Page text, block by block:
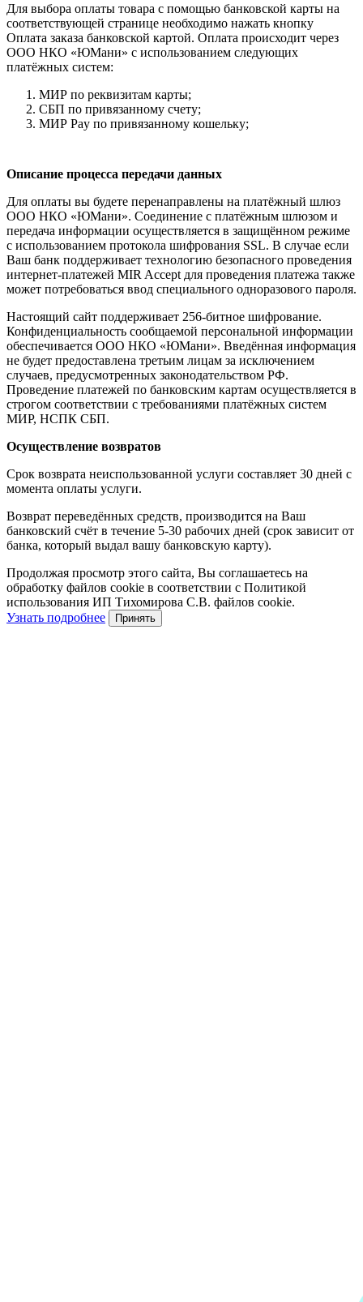
Для выбора оплаты товара с помощью банковской карты на
соответствующей странице необходимо нажать кнопку
Оплата заказа банковской картой. Оплата происходит через
ООО НКО «ЮМани» с использованием следующих
платёжных систем:
МИР по реквизитам карты;
СБП по привязанному счету;
МИР Pay по привязанному кошельку;
Описание процесса передачи данных
Для оплаты вы будете перенаправлены на платёжный шлюз
ООО НКО «ЮМани». Соединение с платёжным шлюзом и
передача информации осуществляется в защищённом режиме
с использованием протокола шифрования SSL. В случае если
Ваш банк поддерживает технологию безопасного проведения
интернет-платежей MIR Accept для проведения платежа также
может потребоваться ввод специального одноразового пароля.
Настоящий сайт поддерживает 256-битное шифрование.
Конфиденциальность сообщаемой персональной информации
обеспечивается ООО НКО «ЮМани». Введённая информация
не будет предоставлена третьим лицам за исключением
случаев, предусмотренных законодательством РФ.
Проведение платежей по банковским картам осуществляется в
строгом соответствии с требованиями платёжных систем
МИР, НСПК СБП.
Осуществление возвратов
Срок возврата неиспользованной услуги составляет 30 дней с
момента оплаты услуги.
Возврат переведённых средств, производится на Ваш
банковский счёт в течение 5-30 рабочих дней (срок зависит от
банка, который выдал вашу банковскую карту).
Продолжая просмотр этого сайта, Вы соглашаетесь на
обработку файлов cookie в соответствии с Политикой
использования ИП Тихомирова С.В. файлов cookie.
Узнать подробнее
Принять